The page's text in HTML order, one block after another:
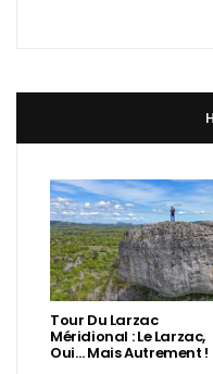
Tour Du Larzac
Méridional : Le Larzac,
Oui… Mais Autrement !